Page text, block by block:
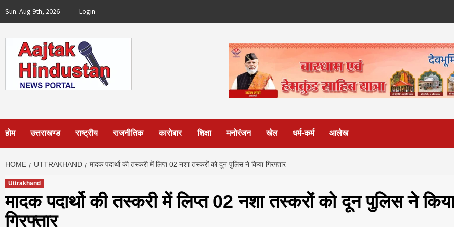
Sun. Aug 9th, 2026 Login
होम उत्तराखण्ड राष्ट्रीय राजनीतिक कारोबार शिक्षा मनोरंजन खेल धर्म-कर्म आलेख
HOME UTTRAKHAND मादक पदार्थो की तस्करी में लिप्त 02 नशा तस्करों को दून पुलिस ने किया गिरफ्तार
Uttrakhand
मादक पदार्थो की तस्करी में लिप्त 02 नशा तस्करों को दून पुलिस ने
गिरफ्तार